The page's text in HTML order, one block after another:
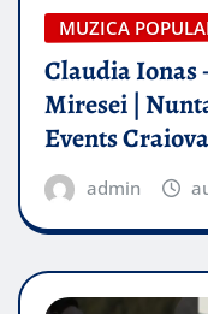
MUZICA
Claudia Ionas
Miresei |
Events
admin